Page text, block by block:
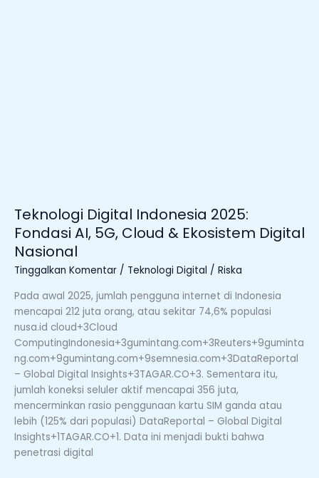
Teknologi Digital Indonesia 2025:
Fondasi AI, 5G, Cloud & Ekosistem Digital
Nasional
Tinggalkan Komentar / Teknologi Digital / Riska
Pada awal 2025, jumlah pengguna internet di Indonesia
mencapai 212 juta orang, atau sekitar 74,6% populasi
nusa.id cloud+3Cloud
ComputingIndonesia+3gumintang.com+3Reuters+9guminta
ng.com+9gumintang.com+9semnesia.com+3DataReportal
– Global Digital Insights+3TAGAR.CO+3. Sementara itu,
jumlah koneksi seluler aktif mencapai 356 juta,
mencerminkan rasio penggunaan kartu SIM ganda atau
lebih (125% dari populasi) DataReportal – Global Digital
Insights+1TAGAR.CO+1. Data ini menjadi bukti bahwa
penetrasi digital